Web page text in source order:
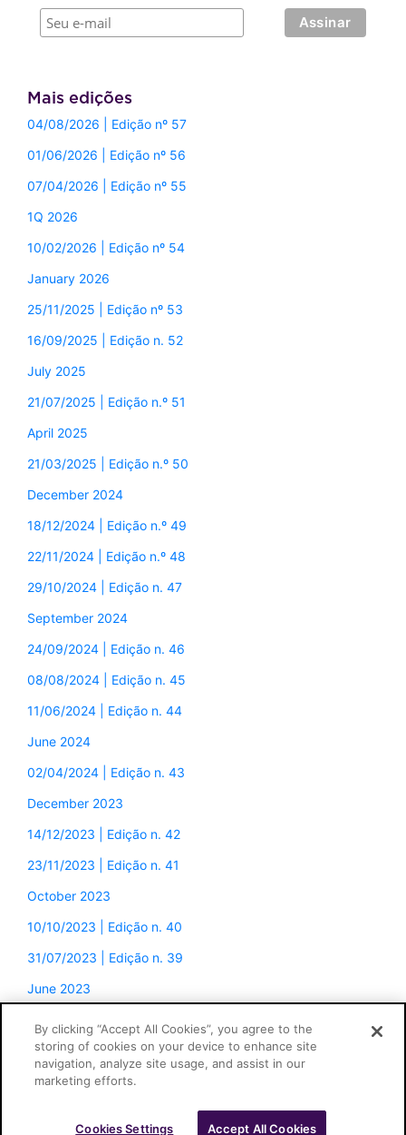
Mais edições
04/08/2026 | Edição nº 57
01/06/2026 | Edição nº 56
07/04/2026 | Edição nº 55
1Q 2026
10/02/2026 | Edição nº 54
January 2026
25/11/2025 | Edição nº 53
16/09/2025 | Edição n. 52
July 2025
21/07/2025 | Edição n.º 51
April 2025
21/03/2025 | Edição n.º 50
December 2024
18/12/2024 | Edição n.º 49
22/11/2024 | Edição n.º 48
29/10/2024 | Edição n. 47
September 2024
24/09/2024 | Edição n. 46
08/08/2024 | Edição n. 45
11/06/2024 | Edição n. 44
June 2024
02/04/2024 | Edição n. 43
December 2023
14/12/2023 | Edição n. 42
23/11/2023 | Edição n. 41
October 2023
10/10/2023 | Edição n. 40
31/07/2023 | Edição n. 39
June 2023
By clicking “Accept All Cookies”, you agree to the
storing of cookies on your device to enhance site
navigation, analyze site usage, and assist in our
marketing efforts.
Cookies Settings Accept All Cookies